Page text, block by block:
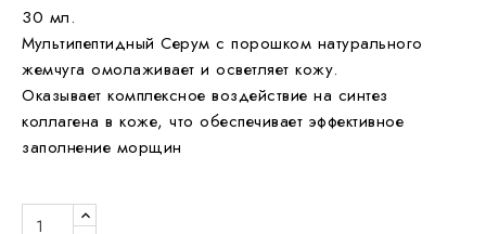
30 мл.
Мультипептидный Серум с порошком натурального
жемчуга омолаживает и осветляет кожу.
Оказывает комплексное воздействие на синтез
коллагена в коже, что обеспечивает эффективное
заполнение морщин